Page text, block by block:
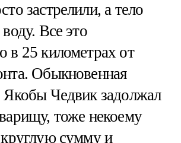
застрелили, а тело
Все это
в 25 километрах от
Обыкновенная
Якобы Чедвик задолжал
тоже некоему
круглую сумму и